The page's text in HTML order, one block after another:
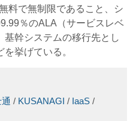
料で無制限であること、シ
％のALA（サービスレベ
基幹システムの移行先とし
挙げている。
/ KUSANAGI / IaaS /